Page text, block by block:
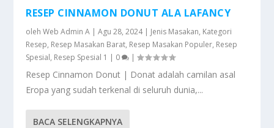
RESEP CINNAMON DONUT ALA LAFANCY
olehWeb Admin A |Agu 28, 2024| Jenis Masakan, Kategori
Resep, Resep Masakan Barat, Resep Masakan Populer, Resep
Spesial, Resep Spesial 1 | 0 |
Resep Cinnamon Donut | Donat adalah camilan asal
Eropa yang sudah terkenal di seluruh dunia,...
BACA SELENGKAPNYA